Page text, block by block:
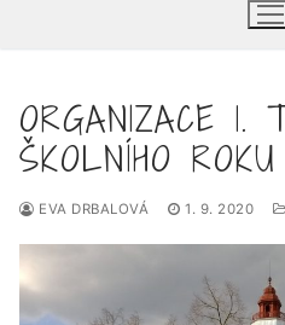
ORGANIZACE 1.
ŠKOLNÍHO
EVA DRBALOVÁ 1. 9. 2020